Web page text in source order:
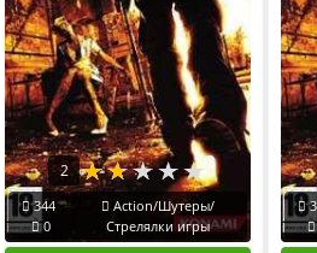
2
344
0
Action/Шутеры/
Стрелялки игры